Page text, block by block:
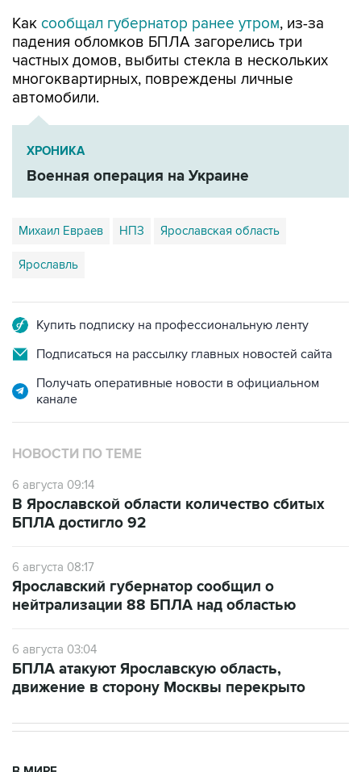
Как сообщал губернатор ранее утром, из-за
падения обломков БПЛА загорелись три
частных домов, выбиты стекла в нескольких
многоквартирных, повреждены личные
автомобили.
ХРОНИКА
Военная операция на Украине
Михаил Евраев НПЗ Ярославская область
Ярославль
Купить подписку на профессиональную ленту
Подписаться на рассылку главных новостей сайта
Получать оперативные новости в официальном
канале
НОВОСТИ ПО ТЕМЕ
6 августа 09:14
В Ярославской области количество сбитых
БПЛА достигло 92
6 августа 08:17
Ярославский губернатор сообщил о
нейтрализации 88 БПЛА над областью
6 августа 03:04
БПЛА атакуют Ярославскую область,
движение в сторону Москвы перекрыто